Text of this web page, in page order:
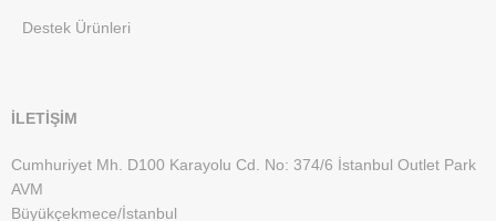
Destek Ürünleri
İLETİŞİM
Cumhuriyet Mh. D100 Karayolu Cd. No: 374/6 İstanbul Outlet Park
AVM
Büyükçekmece/İstanbul